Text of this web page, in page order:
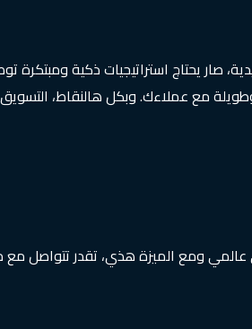
صار يحتاج استراتيجيات ذكية
مع عملاءك. وبكل هالنقاط، التسويق
ومع الميزة هذي، تقدر تتواصل مع